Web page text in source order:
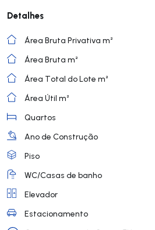
Detalhes
Área Bruta Privativa m²
Área Bruta m²
Área Total do Lote m²
Área Útil m²
Quartos
Ano de Construção
Piso
WC/Casas de banho
Elevador
Estacionamento